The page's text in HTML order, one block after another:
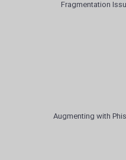
Fragmentation
Augmenting with